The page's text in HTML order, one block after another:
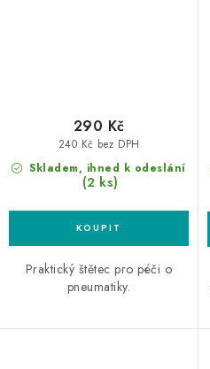
Skladem, ihned k odeslání
(2 ks)
240 Kč bez DPH
290 Kč
Praktický štětec pro péči o
pneumatiky.